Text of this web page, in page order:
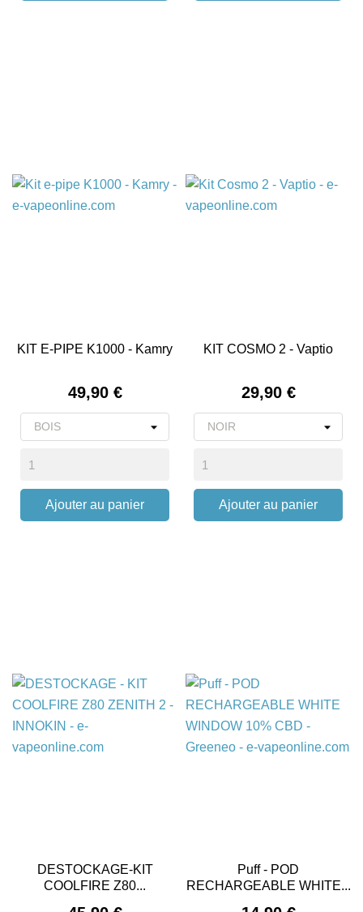
KIT E-PIPE K1000 - Kamry
Prix
49,90 €
Ajouter au panier
KIT COSMO 2 - Vaptio
Prix
29,90 €
Ajouter au panier
DESTOCKAGE-KIT
COOLFIRE Z80...
Puff - POD
RECHARGEABLE WHITE...